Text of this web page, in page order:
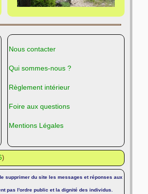
Nous contacter
Qui sommes-nous ?
Règlement intérieur
Foire aux questions
Mentions Légales
)
supprimer du site les messages et réponses aux
pas l'ordre public et la dignité des individus.